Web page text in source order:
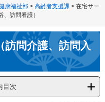
康福祉部 > 高齢者支援課 > 在宅サー
、訪問看護）
訪問介護、訪問入
目次